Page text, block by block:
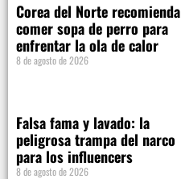
Corea del Norte recomienda
comer sopa de perro para
enfrentar la ola de calor
8 de agosto de 2026
Falsa fama y lavado: la
peligrosa trampa del narco
para los influencers
8 de agosto de 2026